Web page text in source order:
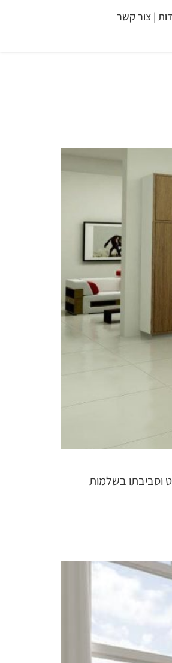
| צור קשר
וסביבתו בשלמות